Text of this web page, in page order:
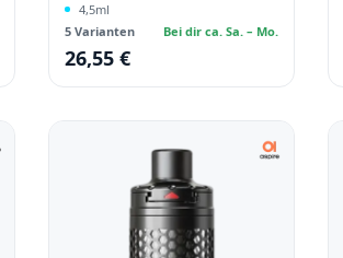
4,5ml
5 Varianten
Bei dir ca. Sa. – Mo.
Regulärer Preis:
26,55 €